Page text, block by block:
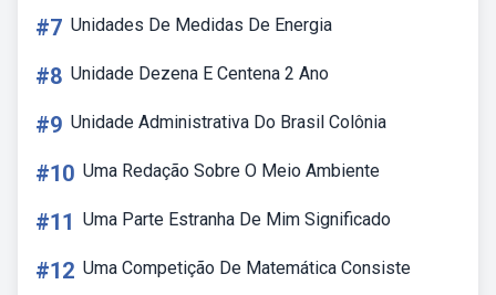
#7 Unidades De Medidas De Energia
#8 Unidade Dezena E Centena 2 Ano
#9 Unidade Administrativa Do Brasil Colônia
#10 Uma Redação Sobre O Meio Ambiente
#11 Uma Parte Estranha De Mim Significado
#12 Uma Competição De Matemática Consiste